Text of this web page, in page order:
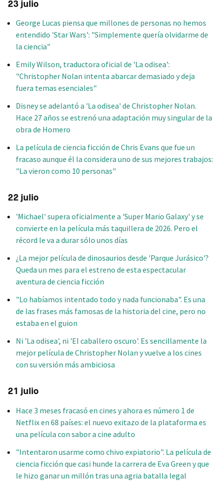
23 julio
George Lucas piensa que millones de personas no hemos
entendido 'Star Wars': "Simplemente quería olvidarme de
la ciencia"
Emily Wilson, traductora oficial de 'La odisea':
"Christopher Nolan intenta abarcar demasiado y deja
fuera temas esenciales"
Disney se adelantó a 'La odisea' de Christopher Nolan.
Hace 27 años se estrenó una adaptación muy singular de la
obra de Homero
La película de ciencia ficción de Chris Evans que fue un
fracaso aunque él la considera uno de sus mejores trabajos:
"La vieron como 10 personas"
22 julio
'Michael' supera oficialmente a 'Super Mario Galaxy' y se
convierte en la película más taquillera de 2026. Pero el
récord le va a durar sólo unos días
¿La mejor película de dinosaurios desde 'Parque Jurásico'?
Queda un mes para el estreno de esta espectacular
aventura de ciencia ficción
"Lo habíamos intentado todo y nada funcionaba". Es una
de las frases más famosas de la historia del cine, pero no
estaba en el guion
Ni 'La odisea', ni 'El caballero oscuro'. Es sencillamente la
mejor película de Christopher Nolan y vuelve a los cines
con su versión más ambiciosa
21 julio
Hace 3 meses fracasó en cines y ahora es número 1 de
Netflix en 68 países: el nuevo exitazo de la plataforma es
una película con sabor a cine adulto
"Intentaron usarme como chivo expiatorio". La película de
ciencia ficción que casi hunde la carrera de Eva Green y que
le hizo ganar un millón tras una agria batalla legal